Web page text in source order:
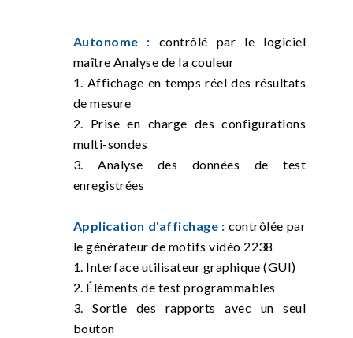
Autonome :contrôlé par le logiciel
maître Analyse de la couleur
1. Affichage en temps réel des résultats
de mesure
2. Prise en charge des configurations
multi-sondes
3. Analyse des données de test
enregistrées
Application d'affichage : contrôlée par
le générateur de motifs vidéo 2238
1. Interface utilisateur graphique (GUI)
2. Éléments de test programmables
3. Sortie des rapports avec un seul
bouton